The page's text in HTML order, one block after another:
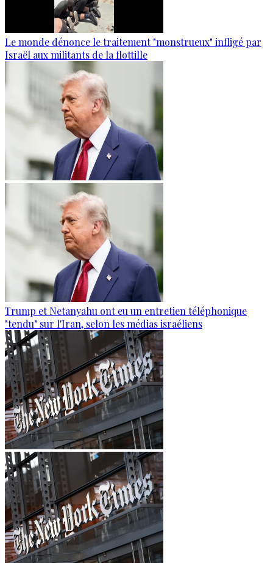
Le monde dénonce le traitement "monstrueux" infligé par
Israël aux militants de la flottille
Trump et Netanyahu ont eu un entretien téléphonique
"tendu" sur l'Iran, selon les médias israéliens